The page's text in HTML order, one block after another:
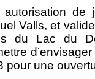
autorisation de
Valls, et
du Lac du
pour une